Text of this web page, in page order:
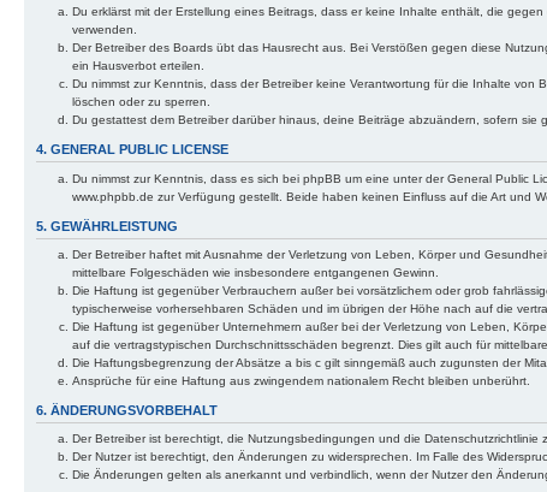
Du erklärst mit der Erstellung eines Beitrags, dass er keine Inhalte enthält, die
verwenden.
Der Betreiber des Boards übt das Hausrecht aus. Bei Verstößen gegen diese
ein Hausverbot erteilen.
Du nimmst zur Kenntnis, dass der Betreiber keine Verantwortung für die Inhalte
löschen oder zu sperren.
Du gestattest dem Betreiber darüber hinaus, deine Beiträge abzuändern, sofern
4. GENERAL PUBLIC LICENSE
Du nimmst zur Kenntnis, dass es sich bei phpBB um eine unter der General Public
www.phpbb.de zur Verfügung gestellt. Beide haben keinen Einfluss auf die Art und
5. GEWÄHRLEISTUNG
Der Betreiber haftet mit Ausnahme der Verletzung von Leben, Körper und
mittelbare Folgeschäden wie insbesondere entgangenen Gewinn.
Die Haftung ist gegenüber Verbrauchern außer bei vorsätzlichem oder grob
typischerweise vorhersehbaren Schäden und im übrigen der Höhe nach auf die
Die Haftung ist gegenüber Unternehmern außer bei der Verletzung von Leben,
auf die vertragstypischen Durchschnittsschäden begrenzt. Dies gilt auch für
Die Haftungsbegrenzung der Absätze a bis c gilt sinngemäß auch zugunsten der
Ansprüche für eine Haftung aus zwingendem nationalem Recht bleiben unberührt.
6. ÄNDERUNGSVORBEHALT
Der Betreiber ist berechtigt, die Nutzungsbedingungen und die Datenschutzrichtlinie
Der Nutzer ist berechtigt, den Änderungen zu widersprechen. Im Falle des
Die Änderungen gelten als anerkannt und verbindlich, wenn der Nutzer den